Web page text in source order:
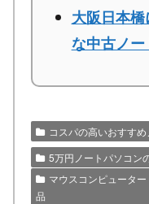
大阪日本
な中古ノー
コスパの高いおすす
5万円ノートパソコン
マウスコンピュータ
品